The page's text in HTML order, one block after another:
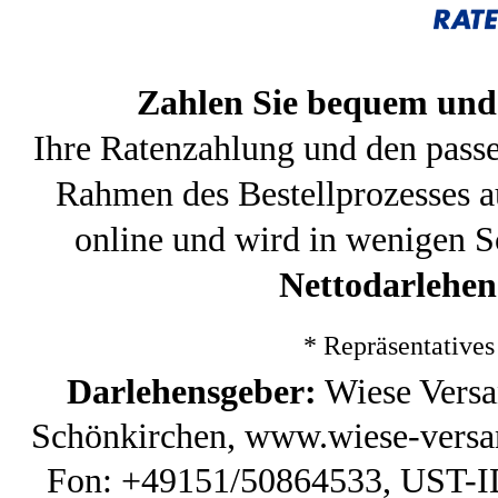
Zahlen Sie bequem
Ihre Ratenzahlung und den
Rahmen des
online und wird in wenigen
*
Darlehensgeber: Wiese
Schönkirchen, www.wiese-
Fon: +49151/50864533,